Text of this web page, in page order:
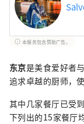
本服务包含赞助广告。
东京是美食爱好者
追求卓越的厨师，
其中几家餐厅已受
下列出的15家餐厅